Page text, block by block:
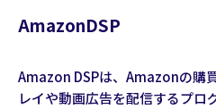
AmazonDSP
Amazon DSPは、Amazonの購
レイや動画広告を配信するプロ